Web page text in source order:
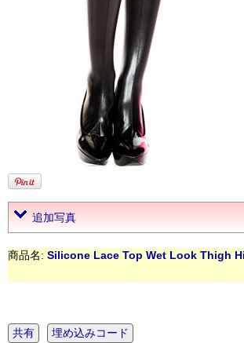
追加写真
商品名: Silicone Lace Top Wet Look Thigh Hi
共有 埋め込みコード